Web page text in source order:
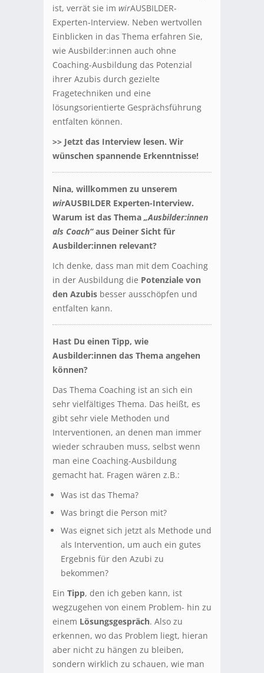
ist, verrät sie im wirAUSBILDER-
Experten-Interview. Neben wertvollen
Einblicken in das Thema erfahren Sie,
wie Ausbilder:innen auch ohne
Coaching-Ausbildung das Potenzial
ihrer Azubis durch gezielte
Fragetechniken und eine
lösungsorientierte Gesprächsführung
entfalten können.
>> Jetzt das Interview lesen. Wir
wünschen spannende Erkenntnisse!
Nina, willkommen zu unserem
wirAUSBILDER Experten-Interview.
Warum ist das Thema „Ausbilder:innen
als Coach“aus Deiner Sicht für
Ausbilder:innen relevant?
Ich denke, dass man mit dem Coaching
in der Ausbildung die Potenziale von
den Azubis besser ausschöpfen und
entfalten kann.
Hast Du einen Tipp, wie
Ausbilder:innen das Thema angehen
können?
Das Thema Coaching ist an sich ein
sehr vielfältiges Thema. Das heißt, es
gibt sehr viele Methoden und
Interventionen, an denen man immer
wieder schrauben muss, selbst wenn
man eine Coaching-Ausbildung
gemacht hat. Fragen wären z.B.:
Was ist das Thema?
Was bringt die Person mit?
Was eignet sich jetzt als Methode und
als Intervention, um auch ein gutes
Ergebnis für den Azubi zu
bekommen?
Ein Tipp, den ich geben kann, ist
wegzugehen von einem Problem- hin zu
einem Lösungsgespräch. Also zu
erkennen, wo das Problem liegt, hieran
aber nicht zu hängen zu bleiben,
sondern wirklich zu schauen, wie man